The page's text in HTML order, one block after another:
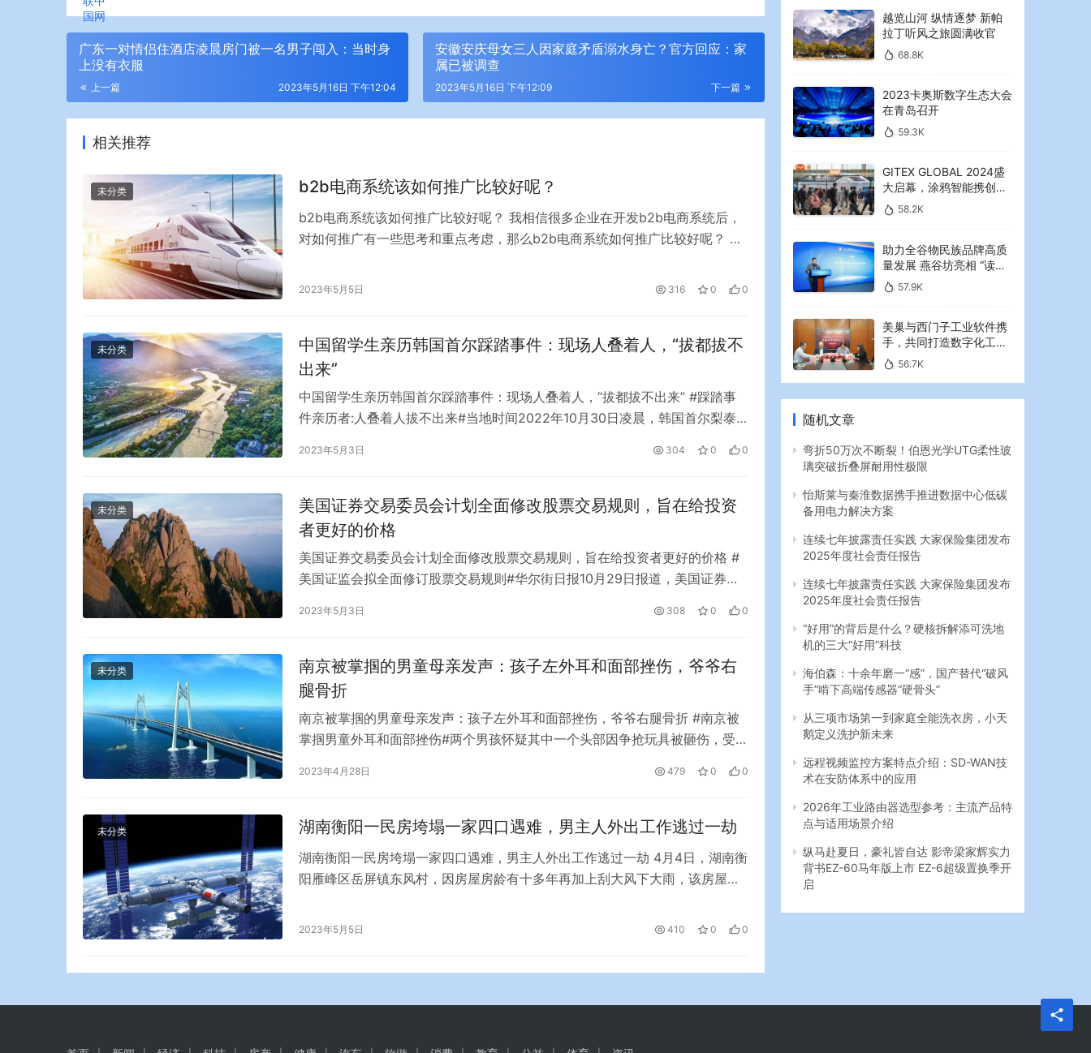
广东一对情侣住酒店凌晨房门被一名男子闯入：当时身
上没有衣服
上一篇 2023年5月16日 下午12:04
安徽安庆母女三人因家庭矛盾溺水身亡？官方回应：家
属已被调查
下一篇
2023年5月16日 下午12:09
相关推荐
未分类 b2b电商系统该如何推广比较好呢？
b2b电商系统该如何推广比较好呢？ 我相信很多企业在开发b2b电商系统后，
对如何推广有一些思考和重点考虑，那么b2b电商系统如何推广比较好呢？ 下
商联达B2B电商系统 一.制定战略 b2b电商系统开始普及时，往往是一个人管理
2023年5月5日 316 0 0
未分类
中国留学生亲历韩国首尔踩踏事件：现场人叠着人，“拔都拔不
出来”
中国留学生亲历韩国首尔踩踏事件：现场人叠着人，“拔都拔不出来” #踩踏事
件亲历者:人叠着人拔不出来#当地时间2022年10月30日凌晨，韩国首尔梨泰
安安与死亡“擦身而过”。2022年10月29日晚，万圣节活动期间，韩国首尔梨泰
2023年5月3日 304 0 0
未分类
美国证券交易委员会计划全面修改股票交易规则，旨在给投资
者更好的价格
美国证券交易委员会计划全面修改股票交易规则，旨在给投资者更好的价格 #
美国证监会拟全面修订股票交易规则#华尔街日报10月29日报道，美国证券交
票时能够获得更好的价格。SEC的目标之一是提高投资者在交易中获得中间价
透露，…
2023年5月3日 308 0 0
未分类
南京被掌掴的男童母亲发声：孩子左外耳和面部挫伤，爷爷右
腿骨折
南京被掌掴的男童母亲发声：孩子左外耳和面部挫伤，爷爷右腿骨折 #南京被
掌掴男童外耳和面部挫伤#两个男孩怀疑其中一个头部因争抢玩具被砸伤，受伤
这件事引起了网友的关注。11月9日，据南京警方通报，涉事家长因涉嫌故意伤
讲述了…
2023年4月28日 479 0 0
未分类 湖南衡阳一民房垮塌一家四口遇难，男主人外出工作逃过一劫
湖南衡阳一民房垮塌一家四口遇难，男主人外出工作逃过一劫 4月4日，湖南衡
阳雁峰区岳屏镇东风村，因房屋房龄有十多年再加上刮大风下大雨，该房屋发
主人外出工作，逃过一劫。据悉，遇难的是男子的父母和妻儿。目前，该地已
2023年5月5日 410 0 0
越览山河 纵情逐梦 新帕
拉丁听风之旅圆满收官
68.8K
2023卡奥斯数字生态大会
在青岛召开
59.3K
GITEX GLOBAL 2024盛
大启幕，涂鸦智能携创新
AI解决方案引领中东可持
续未来
58.2K
助力全谷物民族品牌高质
量发展 燕谷坊亮相 “读懂
中国”国际会议
57.9K
美巢与西门子工业软件携
手，共同打造数字化工业
新篇章
56.7K
随机文章
弯折50万次不断裂！伯恩光学UTG柔性玻
璃突破折叠屏耐用性极限
怡斯莱与秦淮数据携手推进数据中心低碳
备用电力解决方案
连续七年披露责任实践 大家保险集团发布
2025年度社会责任报告
连续七年披露责任实践 大家保险集团发布
2025年度社会责任报告
“好用”的背后是什么？硬核拆解添可洗地
机的三大“好用”科技
海伯森：十余年磨一“感”，国产替代“破风
手”啃下高端传感器“硬骨头”
从三项市场第一到家庭全能洗衣房，小天
鹅定义洗护新未来
远程视频监控方案特点介绍：SD-WAN技
术在安防体系中的应用
2026年工业路由器选型参考：主流产品特
点与适用场景介绍
纵马赴夏日，豪礼皆自达 影帝梁家辉实力
背书EZ-60马年版上市 EZ-6超级置换季开
启